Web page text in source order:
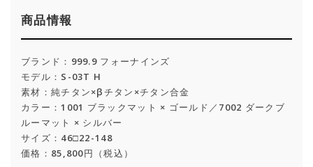
商品情報
ブランド：999.9 フォーナインズ
モデル：S-03T H
素材：純チタン×βチタン×チタン合金
カラー：1001 ブラックマット × ゴールド／7002 ダークブ
ルーマット × シルバー
サイズ：46□22-148
価格：85,800円（税込）